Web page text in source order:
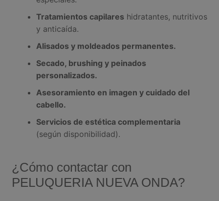
Tratamientos capilareshidratantes, nutritivos
y anticaída.
Alisados y moldeados permanentes.
Secado, brushing y peinados
personalizados.
Asesoramiento en imagen y cuidado del
cabello.
Servicios de estética complementaria
(según disponibilidad).
¿Cómo contactar con
PELUQUERIA NUEVA ONDA?